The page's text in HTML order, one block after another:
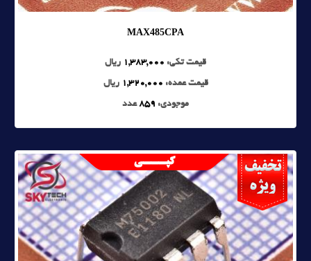
MAX485CPA
قیمت تکی: 1,383,000 ریال
قیمت عمده: 1,320,000 ریال
موجودی: 859عدد